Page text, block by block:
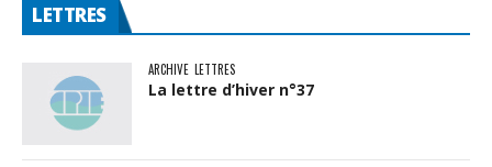
LETTRES
ARCHIVE LETTRES
La lettre d’hiver n°37